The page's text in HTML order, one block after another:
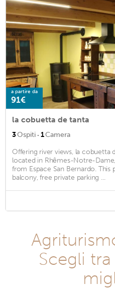
a partire da
91€
la cobuetta de tanta
3Ospiti · 1Camera
Offering river views, la cobuetta
located in Rhêmes-Notre-
from Espace San Bernardo.
balcony, free private parking ...
Scegli